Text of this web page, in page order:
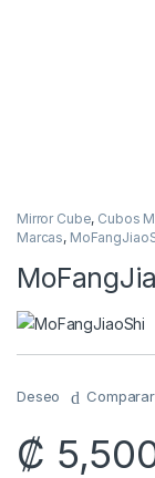
Mirror Cube, Cubos
Marcas,
Deseo Comparar
₡